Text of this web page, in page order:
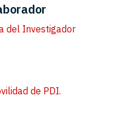
del Investigador
de PDI.